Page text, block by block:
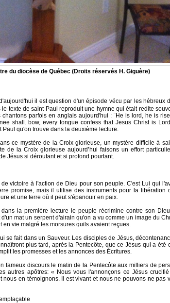
du diocèse de Québec (Droits réservés H. Giguère)
il est question d'un épisode vécu par les hébreux
texte de saint Paul reproduit une hymne qui était redite
parfois en anglais aujourd'hui : ¨He is lord, he is
shall. bow, every tongue confess that Jesus Christ is
qu'on trouve dans la deuxième lecture.
ce mystère de la Croix glorieuse, un mystère difficile à
de la Croix glorieuse aujourd’hui faisons un effort
Jésus si déroutant et si profond pourtant.
victoire à l'action de Dieu pour son peuple. C'est Lui qui
promise, mais il utilise des instruments pour la libération
et une terre où il peut s'épanouir en paix.
la première lecture le peuple récrimine contre son
mat un serpent d'airain qu'on a vu comme un image du
vie malgré les morsures quils avaient reçues.
se fait dans un Sauveur. Les disciples de Jésus,
plus tard, après la Pentecôte, que ce Jésus qui a été
les promesses et les annonces des Écritures.
fameux discours le matin de la Pentecôte aux milliers de
autres apôtres: « Nous vous l'annonçons ce Jésus
nous en témoignons. Il est vivant et nous ne pouvons ne pas